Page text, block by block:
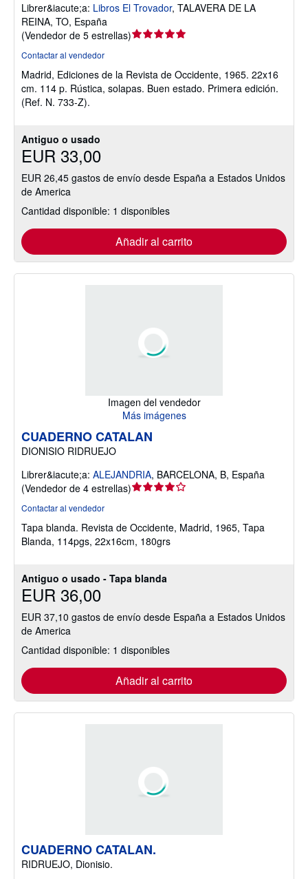
Antiguo o usado
EUR 33,00
EUR 26,45 gastos de envío desde España a Estados Unidos
de America
Cantidad disponible: 1 disponibles
Añadir al carrito
Librer&iacute;a: Libros El Trovador, TALAVERA DE LA
REINA, TO, España
(Vendedor de 5 estrellas)Calificación
5
de
Contactar al vendedor
Madrid, Ediciones de la Revista de Occidente, 1965. 22x16
cm. 114 p. Rústica, solapas. Buen estado. Primera edición.
(Ref. N. 733-Z).
Imagen del vendedor
Más imágenes
Antiguo o usado - Tapa blanda
EUR 36,00
EUR 37,10 gastos de envío desde España a Estados Unidos
de America
Cantidad disponible: 1 disponibles
Añadir al carrito
CUADERNO CATALAN
DIONISIO RIDRUEJO
Librer&iacute;a: ALEJANDRIA, BARCELONA, B, España
(Vendedor de 4 estrellas)Calificación
4
de
Contactar al vendedor
Tapa blanda. Revista de Occidente, Madrid, 1965, Tapa
Blanda, 114pgs, 22x16cm, 180grs
CUADERNO CATALAN.
RIDRUEJO, Dionisio.